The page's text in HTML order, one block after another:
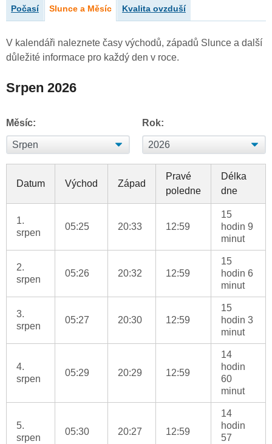
Počasí Slunce a Měsíc Kvalita ovzduší
V kalendáři naleznete časy východů, západů Slunce a další
důležité informace pro každý den v roce.
Srpen 2026
Měsíc: Rok:
Datum Východ Západ
Pravé
poledne
Délka
dne
1.
srpen
05:25 20:33 12:59
15
hodin 9
minut
2.
srpen
05:26 20:32 12:59
15
hodin 6
minut
3.
srpen
05:27 20:30 12:59
15
hodin 3
minut
4.
srpen
05:29 20:29 12:59
14
hodin
60
minut
5.
srpen
05:30 20:27 12:59
14
hodin
57